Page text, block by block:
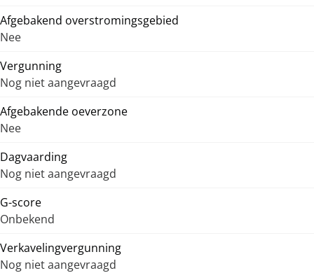
Afgebakend overstromingsgebied
Nee
Vergunning
Nog niet aangevraagd
Afgebakende oeverzone
Nee
Dagvaarding
Nog niet aangevraagd
G-score
Onbekend
Verkavelingvergunning
Nog niet aangevraagd